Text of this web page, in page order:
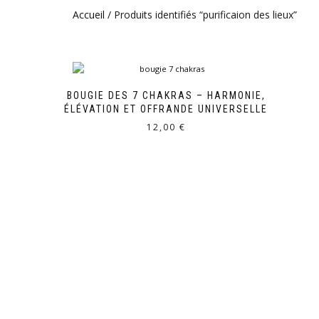
Accueil / Produits identifiés “purificaion des lieux”
BOUGIE DES 7 CHAKRAS – HARMONIE,
ÉLÉVATION ET OFFRANDE UNIVERSELLE
12,00 €